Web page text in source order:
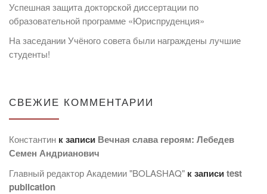
Успешная защита докторской диссертации по
образовательной программе «Юриспруденция»
На заседании Учёного совета были награждены лучшие
студенты!
СВЕЖИЕ КОММЕНТАРИИ
Константин к записи Вечная слава героям: Лебедев
Семен Андрианович
Главный редактор Академии "BOLASHAQ" к записиtest
publication